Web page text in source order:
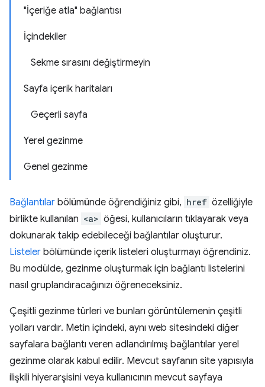
"İçeriğe atla" bağlantısı
İçindekiler
Sekme sırasını değiştirmeyin
Sayfa içerik haritaları
Geçerli sayfa
Yerel gezinme
Genel gezinme
Bağlantılar bölümünde öğrendiğiniz gibi, href özelliğiyle
birlikte kullanılan <a> öğesi, kullanıcıların tıklayarak veya
dokunarak takip edebileceği bağlantılar oluşturur.
Listeler bölümünde içerik listeleri oluşturmayı öğrendiniz.
Bu modülde, gezinme oluşturmak için bağlantı listelerini
nasıl gruplandıracağınızı öğreneceksiniz.
Çeşitli gezinme türleri ve bunları görüntülemenin çeşitli
yolları vardır. Metin içindeki, aynı web sitesindeki diğer
sayfalara bağlantı veren adlandırılmış bağlantılar yerel
gezinme olarak kabul edilir. Mevcut sayfanın site yapısıyla
ilişkili hiyerarşisini veya kullanıcının mevcut sayfaya